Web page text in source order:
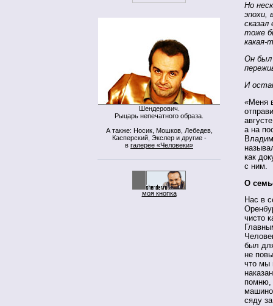
Шендерович.
Рыцарь непечатного образа.
А также: Носик, Мошков, Лебедев,
Касперский, Экслер и другие -
в галерее «Человеки»
моя кнопка
Но
эпохи,
тоже
какая-
Он был
И
«Меня
а на
как
с ним.
О
Нас в
чисто
был
не
что мы
помню,
сяду